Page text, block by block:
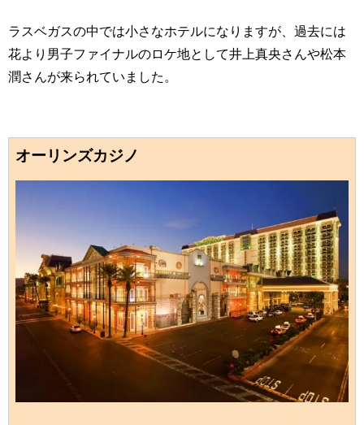
ラスベガスの中では小さなホテルになりますが、過去には
花より男子ファイナルのロケ地として井上真央さんや松本
潤さんが来られていました。
オーリンズカジノ